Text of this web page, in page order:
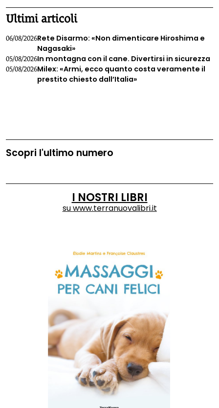
Ultimi articoli
06/08/2026Rete Disarmo: «Non dimenticare Hiroshima e
Nagasaki»
05/08/2026In montagna con il cane. Divertirsi in sicurezza
05/08/2026Milex: «Armi, ecco quanto costa veramente il
prestito chiesto dall’Italia»
Scopri l'ultimo numero
I NOSTRI LIBRI
suwww.terranuovalibri.it